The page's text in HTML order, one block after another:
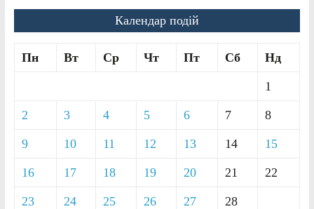
Календар подій
Пн Вт Ср Чт Пт Сб Нд
1
2 3 4 5 6 7 8
9 10 11 12 13 14 15
16 17 18 19 20 21 22
23 24 25 26 27 28